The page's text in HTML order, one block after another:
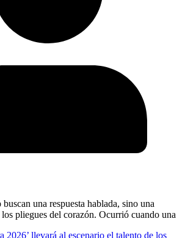
una respuesta hablada, sino una
pliegues del corazón. Ocurrió cuando una